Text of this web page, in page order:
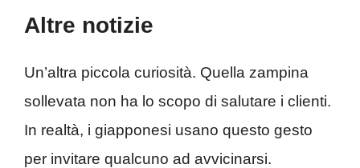
Altre notizie
Un’altra piccola curiosità. Quella zampina
sollevata non ha lo scopo di salutare i clienti.
In realtà, i giapponesi usano questo gesto
per invitare qualcuno ad avvicinarsi.